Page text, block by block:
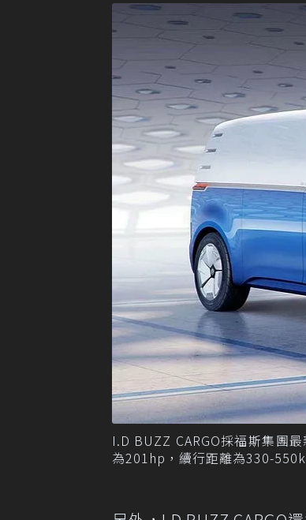
I.D BUZZ CARGO採福斯集團
為201hp，續行距離為330-